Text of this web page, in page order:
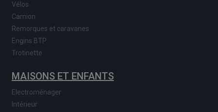
Vélos
Camion
Remorques et caravanes
Engins BTP
Trotinette
MAISONS ET ENFANTS
Electroménager
Intérieur